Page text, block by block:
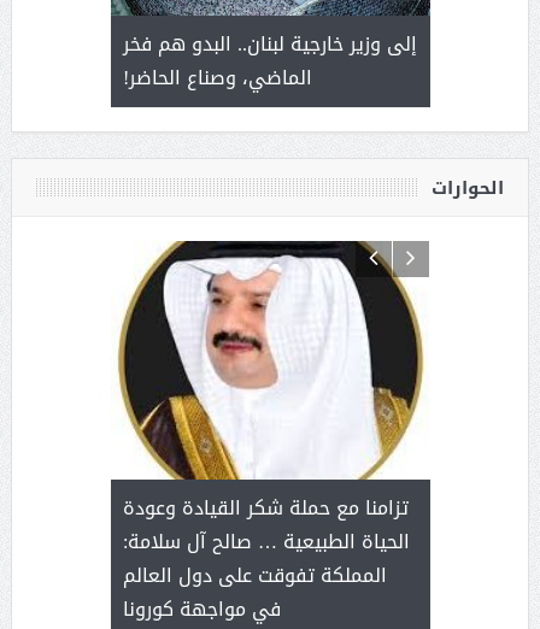
سلمان
إلى وزير خارجية لبنان.. البدو هم فخر
الماضي، وصناع الحاضر!
من عشق
الحوارات
مع
بنت
تزامنا مع حملة شكر القيادة وعودة
الحياة الطبيعية … صالح آل سلامة:
المملكة تفوقت على دول العالم
في مواجهة كورونا
آل شرمه:
على برامج